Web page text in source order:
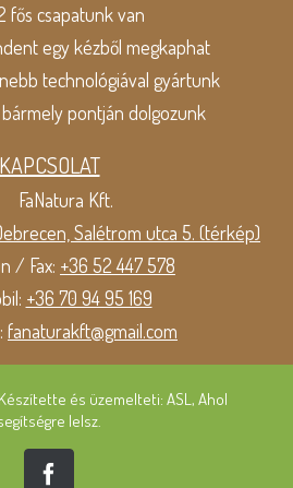
fős csapatunk van
egy kézből megkaphat
technológiával gyártunk
pontján dolgozunk
KAPCSOLAT
FaNatura Kft.
Salétrom utca 5. (térkép)
/ Fax: +36 52 447 578
+36 70 94 95 169
fanaturakft@gmail.com
Készítette és üzemelteti: ASL, Ahol
lelsz.